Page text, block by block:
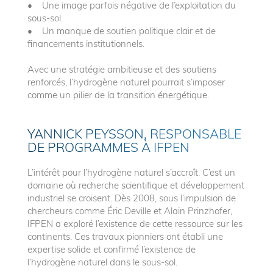
• Une image parfois négative de l’exploitation du
sous-sol.
• Un manque de soutien politique clair et de
financements institutionnels.
Avec une stratégie ambitieuse et des soutiens
renforcés, l’hydrogène naturel pourrait s’imposer
comme un pilier de la transition énergétique.
YANNICK PEYSSON, RESPONSABLE
DE PROGRAMMES À IFPEN
L’intérêt pour l’hydrogène naturel s’accroît. C’est un
domaine où recherche scientifique et développement
industriel se croisent. Dès 2008, sous l’impulsion de
chercheurs comme Éric Deville et Alain Prinzhofer,
IFPEN a exploré l’existence de cette ressource sur les
continents. Ces travaux pionniers ont établi une
expertise solide et confirmé l’existence de
l’hydrogène naturel dans le sous-sol.